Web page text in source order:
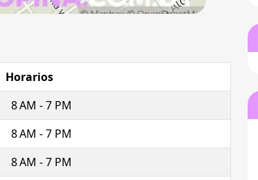
Horarios
8 AM - 7 PM
8 AM - 7 PM
8 AM - 7 PM